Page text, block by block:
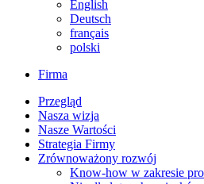
English
Deutsch
français
polski
Firma
Przegląd
Nasza wizja
Nasze Wartości
Strategia Firmy
Zrównoważony rozwój
Know-how w zakresie